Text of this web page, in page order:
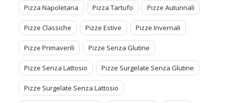
Pizza Napoletana Pizza Tartufo Pizze Autunnali
Pizze Classiche Pizze Estive Pizze Invernali
Pizze Primaverili Pizze Senza Glutine
Pizze Senza Lattosio Pizze Surgelate Senza Glutine
Pizze Surgelate Senza Lattosio